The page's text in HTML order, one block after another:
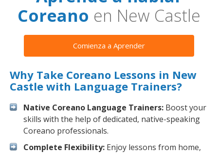
Coreano en New Castle
Comienza a Aprender
Why Take Coreano Lessons in New
Castle with Language Trainers?
Native Coreano Language Trainers: Boost your
skills with the help of dedicated, native-speaking
Coreano professionals.
Complete Flexibility: Enjoy lessons from home,